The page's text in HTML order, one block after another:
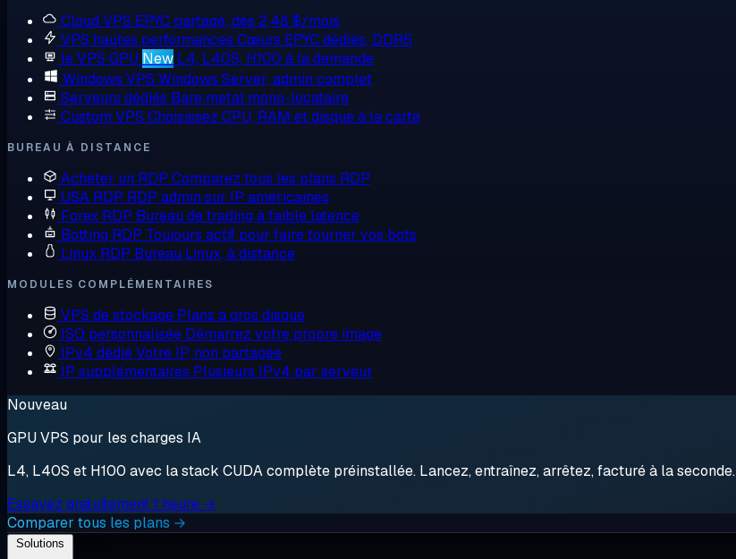
Cloud VPS EPYC partagé, dès 2,48 $/mois
VPS hautes performances Cœurs EPYC dédiés, DDR5
le VPS GPU New L4, L40S, H100 à la demande
Windows VPS Windows Server, admin complet
Serveurs dédiés Bare metal mono-locataire
Custom VPS Choisissez CPU, RAM et disque à la carte
BUREAU À DISTANCE
Acheter un RDP Comparez tous les plans RDP
USA RDP RDP admin sur IP américaines
Forex RDP Bureau de trading à faible latence
Botting RDP Toujours actif pour faire tourner vos bots
Linux RDP Bureau Linux, à distance
MODULES COMPLÉMENTAIRES
VPS de stockage Plans à gros disque
ISO personnalisée Démarrez votre propre image
IPv4 dédiéVotre IP, non partagée
IP supplémentaires Plusieurs IPv4 par serveur
Nouveau
GPU VPS pour les charges IA
L4, L40S et H100 avec la stack CUDA complète préinstallée. Lancez, entraînez, arrêtez, facturé à la seconde.
Essayez gratuitement 1 heure →
Comparer tous les plans →